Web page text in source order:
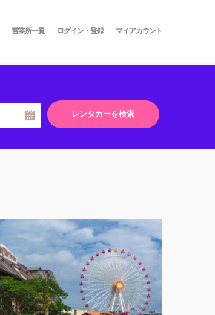
営業所一覧 ログイン・登録 マイアカウント